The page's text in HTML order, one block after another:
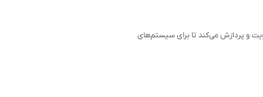
و پردازش می‌کند تا برای سیستم‌های